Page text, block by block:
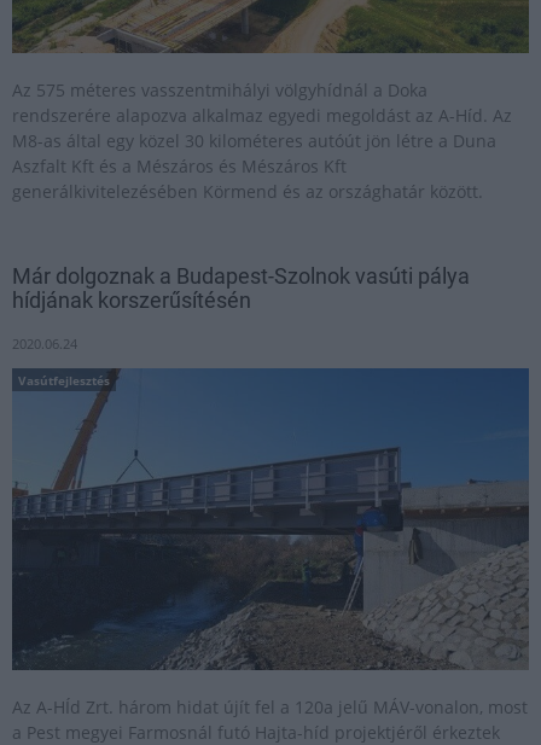
Az 575 méteres vasszentmihályi völgyhídnál a Doka
rendszerére alapozva alkalmaz egyedi megoldást az A-Híd. Az
M8-as által egy közel 30 kilométeres autóút jön létre a Duna
Aszfalt Kft és a Mészáros és Mészáros Kft
generálkivitelezésében Körmend és az országhatár között.
Már dolgoznak a Budapest-Szolnok vasúti pálya
hídjának korszerűsítésén
2020.06.24
Vasútfejlesztés
Az A-HÍd Zrt. három hidat újít fel a 120a jelű MÁV-vonalon, most
a Pest megyei Farmosnál futó Hajta-híd projektjéről érkeztek